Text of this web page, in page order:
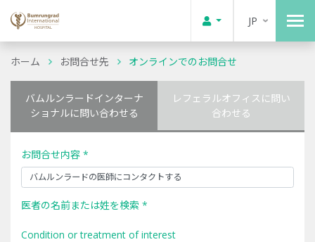
JP
ホーム お問合せ先 オンラインでのお問合せ
バムルンラードインターナ
ショナルに問い合わせる
レフェラルオフィスに問い
合わせる
お問合せ内容 *
医者の名前または姓を検索 *
Condition or treatment of interest